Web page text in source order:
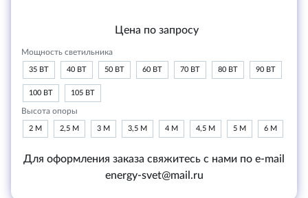
Цена по запросу
Мощность светильника
35 ВТ 40 ВТ 50 ВТ 60 ВТ 70 ВТ 80 ВТ 90 ВТ
100 ВТ 105 ВТ
Высота опоры
2 М 2,5 М 3 М 3,5 М 4 М 4,5 М 5 М 6 М
Для оформления заказа свяжитесь с нами по e-mail
energy-svet@mail.ru